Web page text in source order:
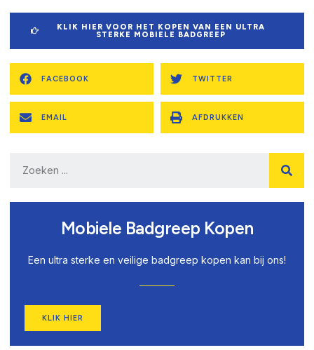
KLIK HIER VOOR HET KOPEN VAN EEN ULTRA
STERKE MOBIELE BADGREEP
FACEBOOK TWITTER
EMAIL AFDRUKKEN
Mobiele Badgreep Kopen
Een ultra sterke en veilige badgreep kopen kan bij ons!
KLIK HIER